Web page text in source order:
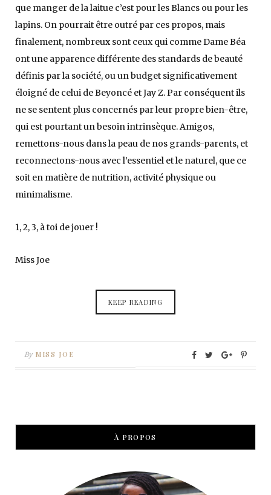
que manger de la laitue c’est pour les Blancs ou pour les
lapins. On pourrait être outré par ces propos, mais
finalement, nombreux sont ceux qui comme Dame Béa
ont une apparence différente des standards de beauté
définis par la société, ou un budget significativement
éloigné de celui de Beyoncé et Jay Z. Par conséquent ils
ne se sentent plus concernés par leur propre bien-être,
qui est pourtant un besoin intrinsèque. Amigos,
remettons-nous dans la peau de nos grands-parents, et
reconnectons-nous avec l’essentiel et le naturel, que ce
soit en matière de nutrition, activité physique ou
minimalisme.
1, 2, 3, à toi de jouer !
Miss Joe
KEEP READING
By MISS JOE
À PROPOS